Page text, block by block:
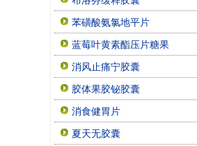
苯磺酸氨氯地平片
蓝莓叶黄素酯压片糖果
消风止痛宁胶囊
胶体果胶铋胶囊
消食健胃片
夏天无胶囊